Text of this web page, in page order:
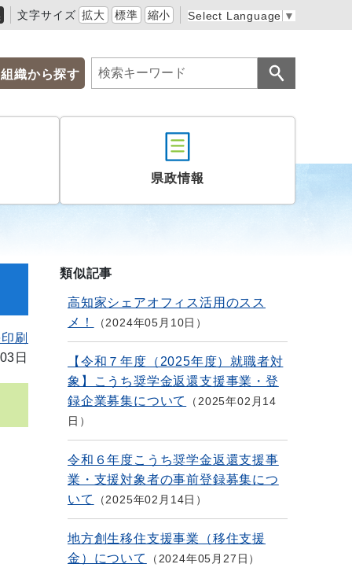
文字サイズ 拡大 標準 縮小 Select Language ▼
組織から探す
県政情報
刷
日
類似記事
高知家シェアオフィス活用のスス
メ！
2024年05月10日
【令和７年度（2025年度）就職者対
象】こうち奨学金返還支援事業・登
録企業募集について
2025年02月14
日
令和６年度こうち奨学金返還支援事
業・支援対象者の事前登録募集につ
いて
2025年02月14日
地方創生移住支援事業（移住支援
金）について
2024年05月27日